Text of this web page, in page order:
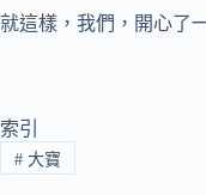
就這樣，我們，開心了
索引
#大寶